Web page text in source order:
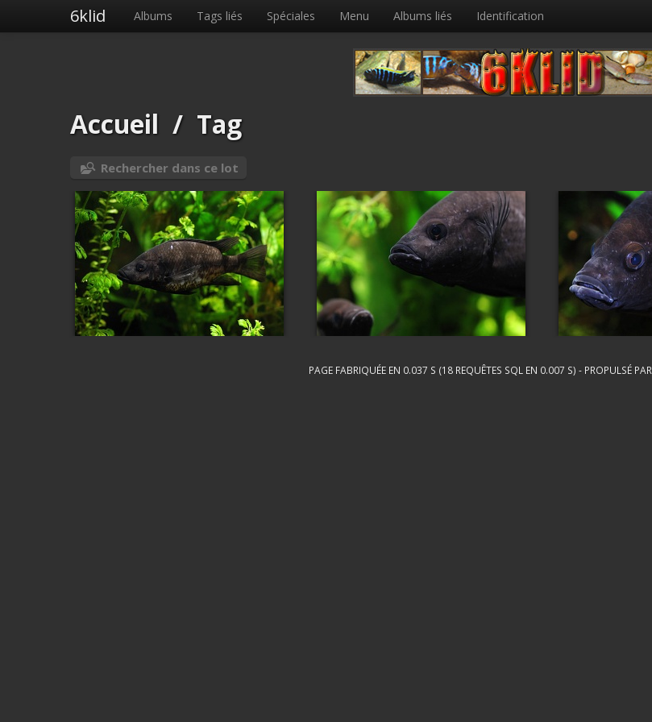
6klid Albums Tags liés Spéciales Menu Albums liés Identification
Accueil / Tag
Rechercher dans ce lot
PAGE FABRIQUÉE EN 0.037 S (18 REQUÊTES SQL EN 0.007 S) - PROPULSÉ PAR